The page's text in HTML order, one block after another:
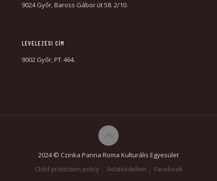
9024 Győr, Baross Gábor út 58. 2/10.
LEVELEZÉSI CÍM
9002 Győr, Pf. 464.
2024 © Czinka Panna Roma Kulturális Egyesület
Child protection policy
Adatvédelem Facebook